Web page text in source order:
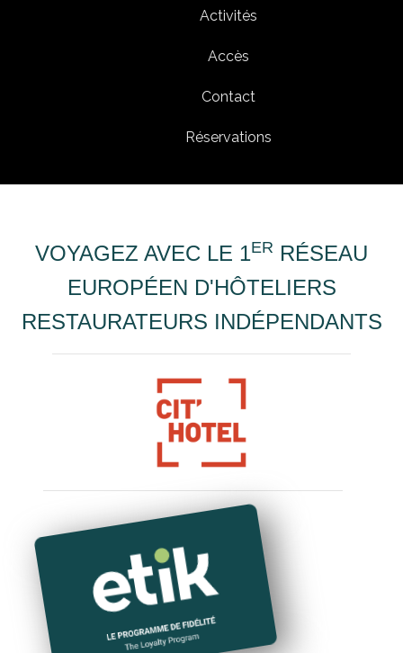
Activités
Accès
Contact
Réservations
VOYAGEZ AVEC LE 1ER RÉSEAU
EUROPÉEN D'HÔTELIERS
RESTAURATEURS INDÉPENDANTS